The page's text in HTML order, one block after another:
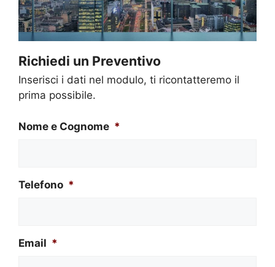
Richiedi un Preventivo
Inserisci i dati nel modulo, ti ricontatteremo il
prima possibile.
Nome e Cognome *
Telefono *
Email *